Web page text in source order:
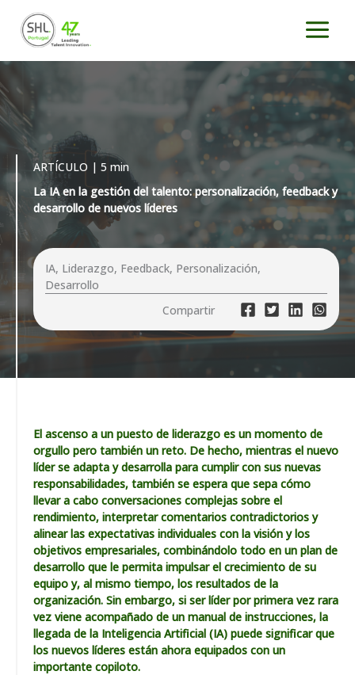
contenido
ARTÍCULO | 5 min
La IA en la gestión del talento: personalización, feedback y
desarrollo de nuevos líderes
IA, Liderazgo, Feedback, Personalización,
Desarrollo
Compartir
El ascenso a un puesto de liderazgo es un momento de
orgullo pero también un reto. De hecho, mientras el nuevo
líder se adapta y desarrolla para cumplir con sus nuevas
responsabilidades, también se espera que sepa cómo
llevar a cabo conversaciones complejas sobre el
rendimiento, interpretar comentarios contradictorios y
alinear las expectativas individuales con la visión y los
objetivos empresariales, combinándolo todo en un plan de
desarrollo que le permita impulsar el crecimiento de su
equipo y, al mismo tiempo, los resultados de la
organización. Sin embargo, si ser líder por primera vez rara
vez viene acompañado de un manual de instrucciones, la
llegada de la Inteligencia Artificial (IA) puede significar que
los nuevos líderes están ahora equipados con un
importante copiloto.